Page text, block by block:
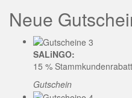
Neue
SALiNGO:
15 %
Gutschein